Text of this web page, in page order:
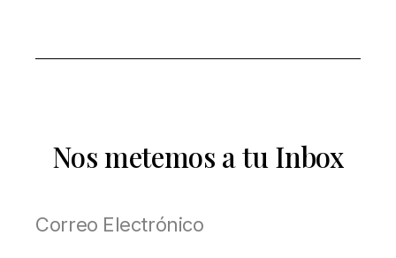
Nos metemos a tu Inbox